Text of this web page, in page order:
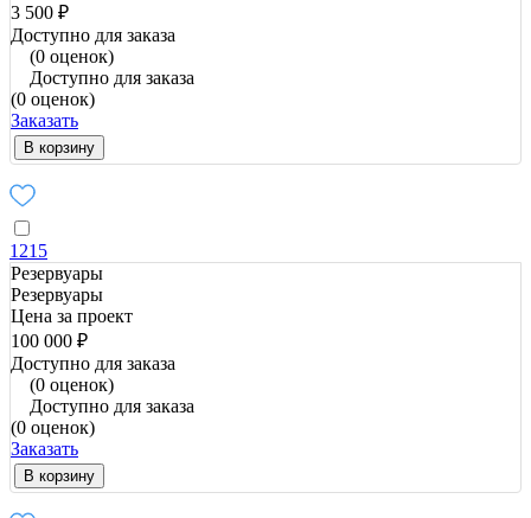
3 500 ₽
Доступно для заказа
(0 оценок)
Доступно для заказа
(0 оценок)
Заказать
В корзину
1215
Резервуары
Резервуары
Цена за проект
100 000 ₽
Доступно для заказа
(0 оценок)
Доступно для заказа
(0 оценок)
Заказать
В корзину